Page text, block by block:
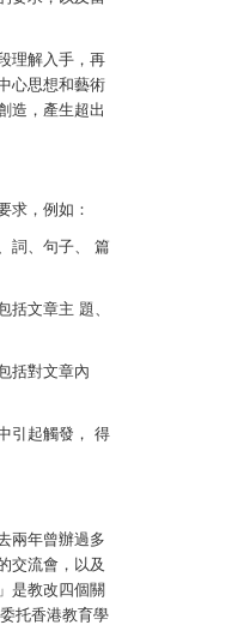
理解入手，再
心思想和藝術
造，產生超出
求，例如：
詞、句子、 篇
括文章主 題、
括對文章內
引起觸發， 得
兩年曾辦過多
交流會，以及
是教改四個關
托香港教育學